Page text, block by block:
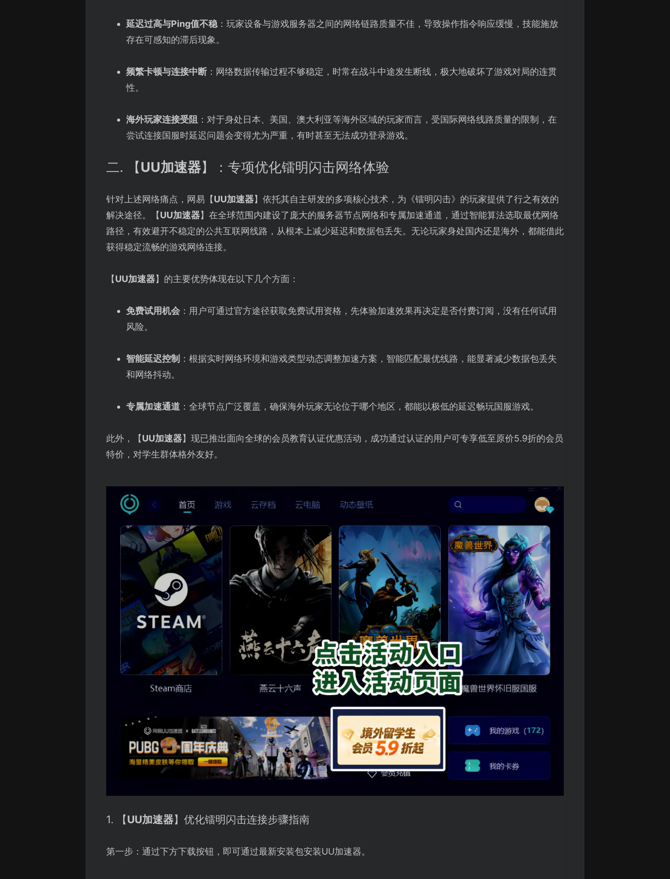
延迟过高与Ping值不稳：玩家设备与游戏服务器之间的网络链路质量不佳，导致操作指令响应缓慢，技能施放
存在可感知的滞后现象。
频繁卡顿与连接中断：网络数据传输过程不够稳定，时常在战斗中途发生断线，极大地破坏了游戏对局的连贯
性。
海外玩家连接受阻：对于身处日本、美国、澳大利亚等海外区域的玩家而言，受国际网络线路质量的限制，在
尝试连接国服时延迟问题会变得尤为严重，有时甚至无法成功登录游戏。
二. 【UU加速器】：专项优化镭明闪击网络体验
针对上述网络痛点，网易【UU加速器】依托其自主研发的多项核心技术，为《镭明闪击》的玩家提供了行之有效的
解决途径。【UU加速器】在全球范围内建设了庞大的服务器节点网络和专属加速通道，通过智能算法选取最优网络
路径，有效避开不稳定的公共互联网线路，从根本上减少延迟和数据包丢失。无论玩家身处国内还是海外，都能借此
获得稳定流畅的游戏网络连接。
【UU加速器】的主要优势体现在以下几个方面：
免费试用机会：用户可通过官方途径获取免费试用资格，先体验加速效果再决定是否付费订阅，没有任何试用
风险。
智能延迟控制 ：根据实时网络环境和游戏类型动态调整加速方案，智能匹配最优线路，能显著减少数据包丢失
和网络抖动。
专属加速通道：全球节点广泛覆盖，确保海外玩家无论位于哪个地区，都能以极低的延迟畅玩国服游戏。
此外，【UU加速器】现已推出面向全球的会员教育认证优惠活动，成功通过认证的用户可专享低至原价5.9折的会员
特价，对学生群体格外友好。
1. 【UU加速器】优化镭明闪击连接步骤指南
第一步：通过下方下载按钮，即可通过最新安装包安装UU加速器。